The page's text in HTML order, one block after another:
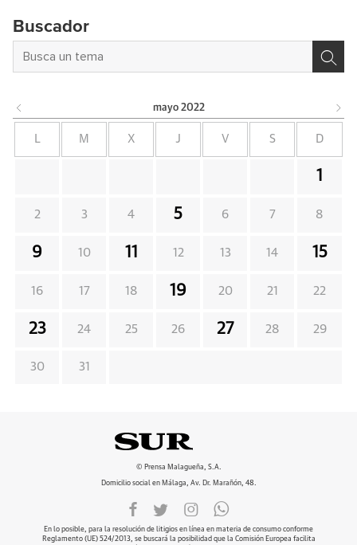
Buscador
mayo 2022
L M X J V S D
1
2 3 4 5 6 7 8
9 10 11 12 13 14 15
16 17 18 19 20 21 22
23 24 25 26 27 28 29
30 31
© Prensa Malagueña, S.A.
Domicilio social en Málaga, Av. Dr. Marañón, 48.
En lo posible, para la resolución de litigios en línea en materia de consumo conforme
Reglamento (UE) 524/2013, se buscará la posibilidad que la Comisión Europea facilita